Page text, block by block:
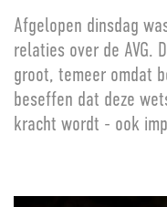
Afgelopen dinsdag
relaties over de AVG.
groot, temeer omdat
beseffen dat deze
kracht wordt - ook